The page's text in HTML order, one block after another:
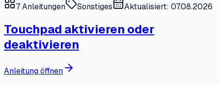
7Anleitungen Sonstiges Aktualisiert: 07.08.2026
Touchpad aktivieren oder
deaktivieren
Anleitung öffnen